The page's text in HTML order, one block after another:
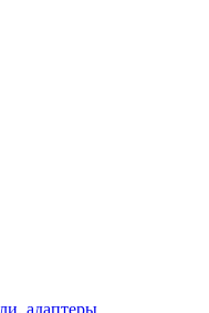
адаптеры